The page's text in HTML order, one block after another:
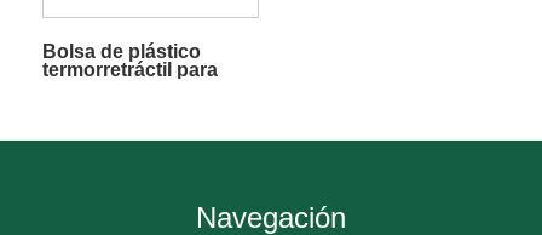
Bolsa de plástico
termorretráctil para
Navegación